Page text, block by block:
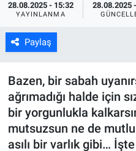
28.08.2025 - 15:32
YAYINLANMA
28.08.2025
Paylaş
Bazen, bir sabah
ağrımadığı halde için
bir yorgunlukla
mutsuzsun ne de
asılı bir varlık gibi…
ASAYİŞ